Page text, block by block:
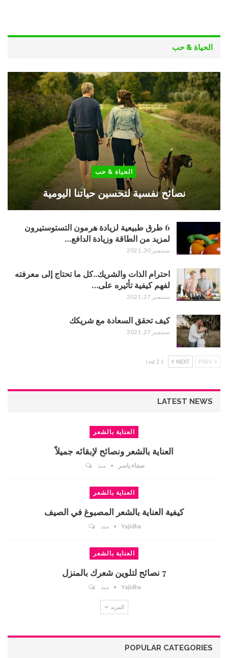
الحياة & حب
الحياة & حب
نصائح نفسية لتحسين حياتنا اليومية
6 طرق طبيعية لزيادة هرمون التستوستيرون
لمزيد من الطاقة وزيادة الدافع…
سبتمبر 30, 2021
احترام الذات والشريك..كل ما تحتاج إلى معرفته
لفهم كيفية تأثيره على…
سبتمبر 27, 2021
كيف تحقق السعادة مع شريكك
سبتمبر 27, 2021
NEXT
1 od 2 |
LATEST NEWS
العناية بالشعر
العناية بالشعر ونصائح لإبقائه جميلاً
صفاء ياسر منذ
العناية بالشعر
كيفية العناية بالشعر المصبوغ في الصيف
Yajidha منذ
العناية بالشعر
7 نصائح لتلوين شعرك بالمنزل
Yajidha منذ
المزيد
POPULAR CATEGORIES